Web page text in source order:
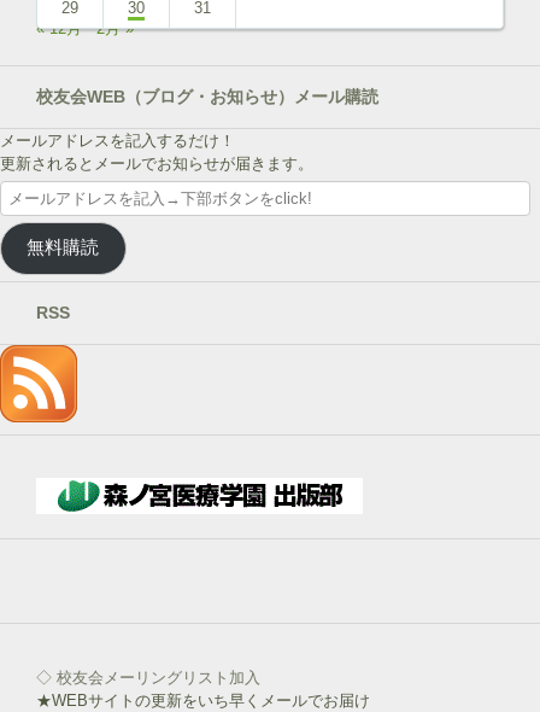
29 30
31
« 12月
2月 »
校友会WEB（ブログ・お知らせ）メール購読
メールアドレスを記入するだけ！
更新されるとメールでお知らせが届きます。
メ
ー
ル
ア
ド
を
記
入
→
ン
無料購読
RSS
◇ 校友会メーリングリスト加入
★WEBサイトの更新をいち早くメールでお届け